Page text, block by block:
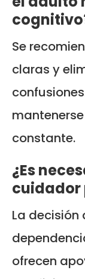
Se
claras y
constante.
¿Es
cuidador
La decisión
ofrecen